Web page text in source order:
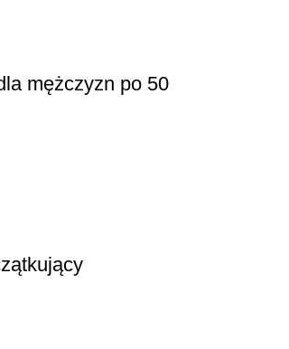
mężczyzn po 50